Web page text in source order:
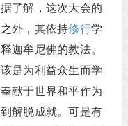
了解，这次大会的
外，其依持修行学
迦牟尼佛的教法。
是为利益众生而学
献于世界和平作为
解脱成就。可是有